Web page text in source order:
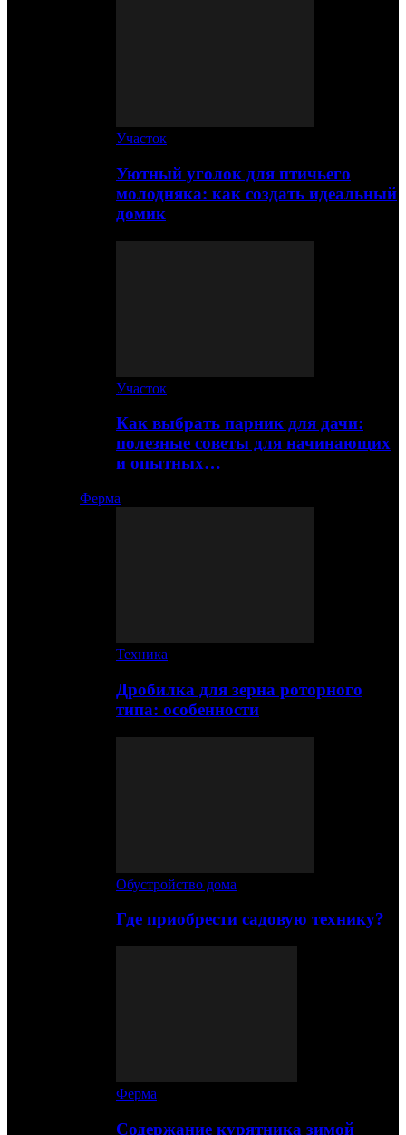
Участок
Уютный уголок для птичьего
молодняка: как создать идеальный
домик
Участок
Как выбрать парник для дачи:
полезные советы для начинающих
и опытных…
Ферма
Техника
Дробилка для зерна роторного
типа: особенности
Обустройство дома
Где приобрести садовую технику?
Ферма
Содержание курятника зимой